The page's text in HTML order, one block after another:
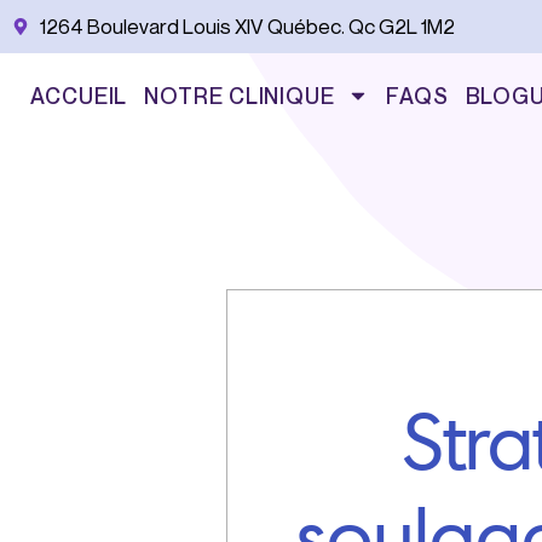
Aller 1264 Boulevard Louis XIV Québec. Qc G2L 1M2
ACCUEIL NOTRE CLINIQUE FAQS